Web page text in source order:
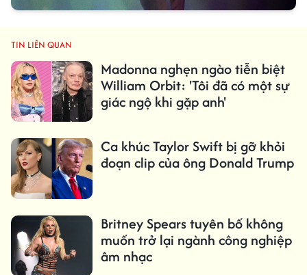
TIN LIÊN QUAN
Madonna nghẹn ngào tiễn biệt
William Orbit: 'Tôi đã có một sự
giác ngộ khi gặp anh'
Ca khúc Taylor Swift bị gỡ khỏi
đoạn clip của ông Donald Trump
Britney Spears tuyên bố không
muốn trở lại ngành công nghiệp
âm nhạc